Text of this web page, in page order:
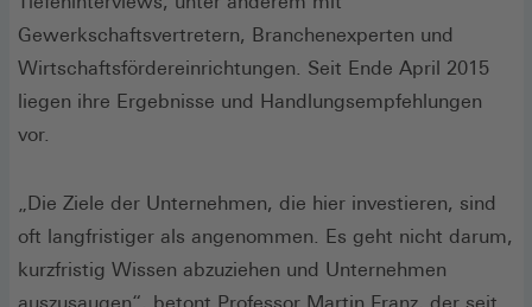
Gewerkschaftsvertretern, Branchenexperten und
Wirtschaftsfördereinrichtungen. Seit Ende April 2015
liegen ihre Ergebnisse und Handlungsempfehlungen
vor.
„Die Ziele der Unternehmen, die hier investieren, sind
oft langfristiger als angenommen. Es geht nicht darum,
kurzfristig Wissen abzuziehen und Unternehmen
auszusaugen“, betont Professor Martin Franz, der seit